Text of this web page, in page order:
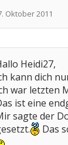
Oktober 2011
Heidi27,
kann dich
war letzten
ist eine
sagte der
Das